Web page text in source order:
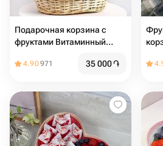
Подарочная корзина с
фруктами Витаминный
4.90971 35 000֏